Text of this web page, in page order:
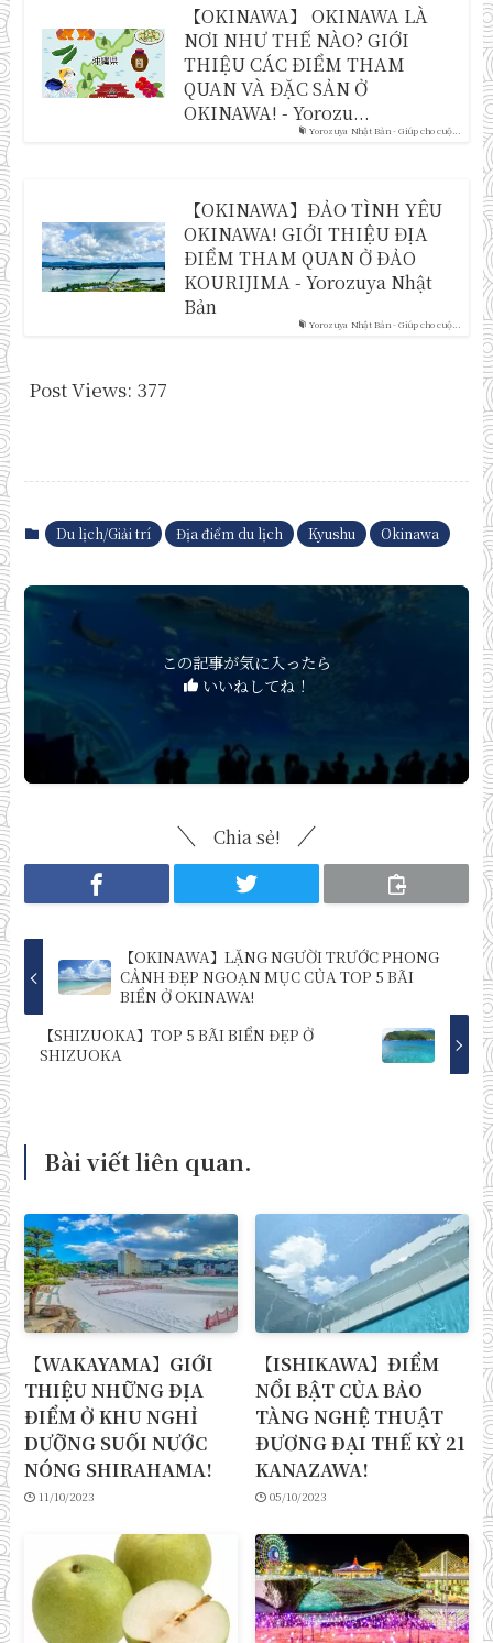
Yorozuya Nhật Bản - Giúp cho cuộ...
【OKINAWA】 OKINAWA LÀ
NƠI NHƯ THẾ NÀO? GIỚI
THIỆU CÁC ĐIỂM THAM
QUAN VÀ ĐẶC SẢN Ở
OKINAWA! - Yorozu...
Yorozuya Nhật Bản - Giúp cho cuộ...
【OKINAWA】ĐẢO TÌNH YÊU
OKINAWA! GIỚI THIỆU ĐỊA
ĐIỂM THAM QUAN Ở ĐẢO
KOURIJIMA - Yorozuya Nhật
Bản
Post Views: 377
Du lịch/Giải trí Địa điểm du lịch Kyushu Okinawa
この記事が気に入ったら
いいねしてね！
Chia sẻ!
【OKINAWA】LẶNG NGƯỜI TRƯỚC PHONG
CẢNH ĐẸP NGOẠN MỤC CỦA TOP 5 BÃI
BIỂN Ở OKINAWA!
【SHIZUOKA】TOP 5 BÃI BIỂN ĐẸP Ở
SHIZUOKA
Bài viết liên quan.
【WAKAYAMA】GIỚI
THIỆU NHỮNG ĐỊA
ĐIỂM Ở KHU NGHỈ
DƯỠNG SUỐI NƯỚC
NÓNG SHIRAHAMA!
11/10/2023
【ISHIKAWA】ĐIỂM
NỔI BẬT CỦA BẢO
TÀNG NGHỆ THUẬT
ĐƯƠNG ĐẠI THẾ KỶ 21
KANAZAWA!
05/10/2023